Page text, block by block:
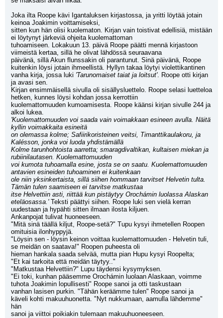
Joka ilta Roope kävi Igantaluksen kirjastossa, ja yritti löytää jotain
keinoa Joakimin voittamiseksi,
sitten kun hän olisi kuolematon. Kirjan vain toistivat edellisiä, mistään
ei löytynyt järkeviä ohjeita kuolemattoman
tuhoamiseen. Lokakuun 13. päivä Roope päätti mennä kirjastoon
viimeistä kertaa, sillä he olivat lähdössä seuraavana
päivänä, sillä Akun flunssakin oli parantunut. Sinä päivänä, Roope
kuitenkin löysi jotain ihmeellistä. Hyllyn takaa löytyi violettikantinen
vanha kirja, jossa luki 'Tarunomaiset taiat ja loitsut'. Roope otti kirjan
ja avasi sen.
Kirjan ensimmäisellä sivulla oli sisällysluettelo. Roope selasi luetteloa
hetken, kunnes löysi kohdan jossa kerrottiin
kuolemattomuuden kumoamisesta. Roope käänsi kirjan sivulle 244 ja
alkoi lukea.
'Kuolemattomuuden voi saada vain voimakkaan esineen avulla. Näitä
kyllin voimakkaita esineitä
on olemassa kolme; Safiirikoristeinen veitsi, Timanttikaulakoru, ja
Kalésson, jonka voi luoda yhdistämällä
Kolme tarunhohtoista aarretta; smaragdivaltikan, kultaisen miekan ja
rubiinilautasen. Kuolemattomuuden
voi kumota tuhoamalla esine, josta se on saatu. Kuolemattomuuden
antavien esineiden tuhoaminen ei kuitenkaan
ole niin yksinkertaista, sillä siihen hommaan tarvitset Helvetin tulta.
Tämän tulen saamiseen ei tarvitse matkustaa
itse Helvettiin asti, riittää kun pistäytyy Orochámin luolassa Alaskan
eteläosassa.' Teksti päättyi siihen. Roope luki sen vielä kerran
uudestaan ja hypähti sitten ilmaan ilosta kiljuen.
Ankanpojat tulivat huoneeseen.
"Mitä sinä täällä kiljut, Roope-setä?" Tupu kysyi ihmetellen Roopen
omituisia ilonhyppyjä.
"Löysin sen - löysin keinon voittaa kuolemattomuuden - Helvetin tuli,
se meidän on saatava!" Roopen puheesta oli
hieman hankala saada selvää, mutta pian Hupu kysyi Roopelta;
"Et kai tarkoita että meidän täytyy.."
"Matkustaa Helvettiin?" Lupu täydensi kysymyksen.
"Ei toki, kunhan pääsemme Orochámin luolaan Alaskaan, voimme
tuhota Joakimin lopullisesti" Roope sanoi ja otti taskustaan
vanhan lasisen purkin. "Tähän keräämme tulen" Roope sanoi ja
käveli kohti makuuhuonetta. "Nyt nukkumaan, aamulla lähdemme"
hän
sanoi ja viittoi poikiakin tulemaan makuuhuoneeseen.